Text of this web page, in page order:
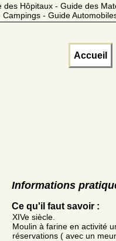
Hôpitaux - Guide des
- Guide
Accueil
Informations
Ce qu'il faut savoir :
XIVe siècle.
Moulin à farine en activité
réservations ( avec un